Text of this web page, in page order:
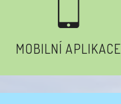
MOBILNÍ APLIKACE